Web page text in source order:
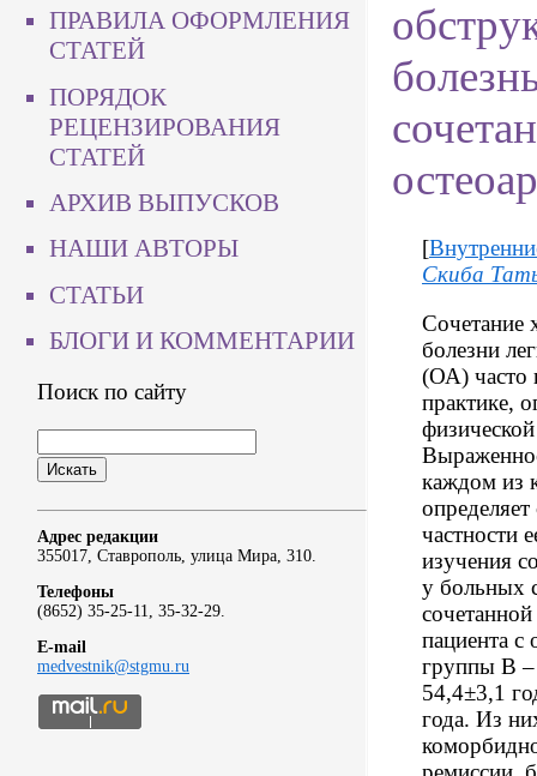
ПРАВИЛА ОФОРМЛЕНИЯ
СТАТЕЙ
ПОРЯДОК
РЕЦЕНЗИРОВАНИЯ
СТАТЕЙ
АРХИВ ВЫПУСКОВ
НАШИ АВТОРЫ
СТАТЬИ
БЛОГИ И КОММЕНТАРИИ
Поиск по сайту
Адрес редакции
355017, Ставрополь, улица Мира, 310.
Телефоны
(8652) 35-25-11, 35-32-29.
E-mail
medvestnik@stgmu.ru
[
Скиба
Сочетание
болезни
(ОА) часто
практике,
каждом из
частности
изучения
у больных
пациента
группы В –
54,4±3,1
года. Из